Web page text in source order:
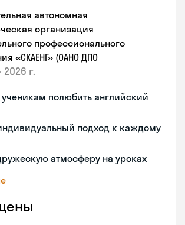
автономная
организация
профессионального
«СКАЕНГ» (ОАНО ДПО
2026 г.
ученикам полюбить английский
подход к каждому
атмосферу на уроках